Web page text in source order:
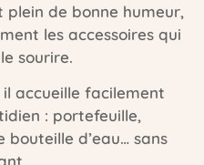
plein de bonne humeur,
les accessoires qui
sourire.
accueille facilement
: portefeuille,
d’eau… sans